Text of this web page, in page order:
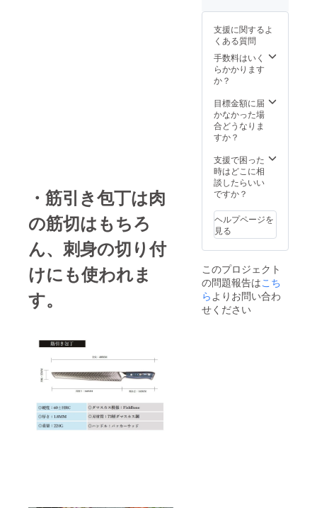
・筋引き包丁は肉
の筋切はもちろ
ん、刺身の切り付
けにも使われま
す。
18歳未
満の方
は本プ
クトを
支援す
ませ
ん。 ※
製造状
時期が
遅れる
場合、
早急に
ご連絡
いたし
正当な
理由な
く刃物
を携帯
する行
為は、
持等取
締法第
22条及
条第2号
により
禁止さ
れてい
また、
満の方
は本プ
ロジェ
クトを
支援す
ること
はでき
め製
造、発
送が一
時ス
トップ
する恐
す。 そ
の場合
は【活
て直ぐ
にお知
らせ致
しま
【注意
正当な
理由な
を携帯
する行
為は、
銃砲刀
おける
リスク
プロ
ジェク
ト終了
後に出
かに配
送手配
を開始
が、 中
国の春
節(大型
連休)に
恐れが
あるた
め製
造、発
時ス
トップ
する恐
れがあ
りま
ジェク
後に中
国の製
造メー
カーに
て、揃
い次第
日本に
り後に
速やか
に福岡
の物流
ら順次
出荷を
開始 い
たしま
配送に
おける
リスク
プロ
ジェク
支援に関するよ
くある質問
手数料はいく
らかかります
か？
目標金額に届
かなかった場
合どうなりま
すか？
支援で困った
時はどこに相
談したらいい
ですか？
ヘルプページを
見る
このプロジェクト
の問題報告はこち
らよりお問い合わ
せください